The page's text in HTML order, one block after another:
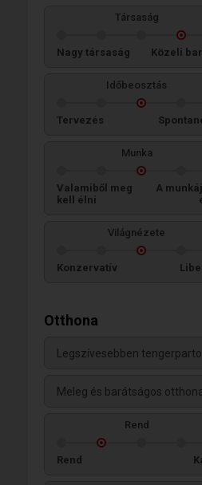
Társaság
Nagy társaság Közeli
Időbeosztás
Tervezés
Munka
Valamiből meg
kell élni
A
Világnézete
Konzervatív
Otthona
Legszívesebben
Meleg és barátságos
Rend
Rend